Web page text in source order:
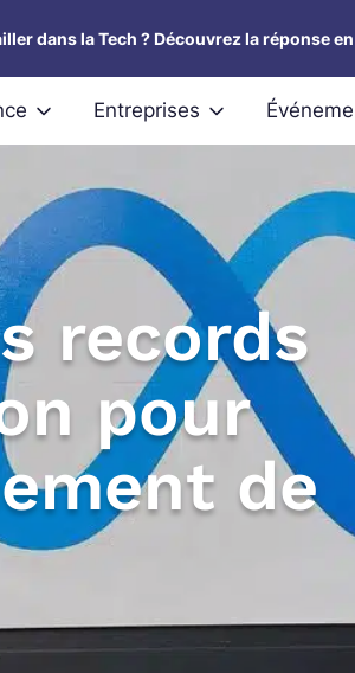
dans la Tech ? Découvrez la réponse
Entreprises
records
pour
de